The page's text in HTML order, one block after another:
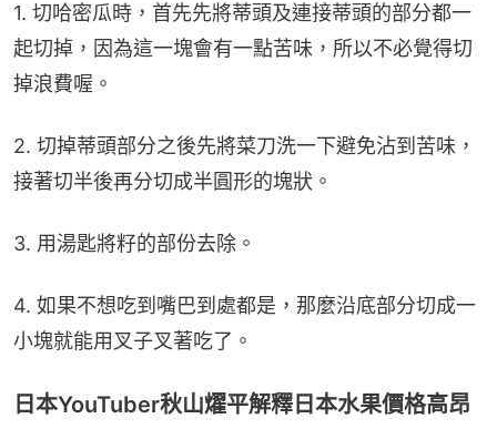
1. 切哈密瓜時，首先先將蒂頭及連接蒂頭的部分都一
起切掉，因為這一塊會有一點苦味，所以不必覺得切
掉浪費喔。
2. 切掉蒂頭部分之後先將菜刀洗一下避免沾到苦味，
接著切半後再分切成半圓形的塊狀。
3. 用湯匙將籽的部份去除。
4. 如果不想吃到嘴巴到處都是，那麼沿底部分切成一
小塊就能用叉子叉著吃了。
日本YouTuber秋山燿平解釋日本水果價格高昂